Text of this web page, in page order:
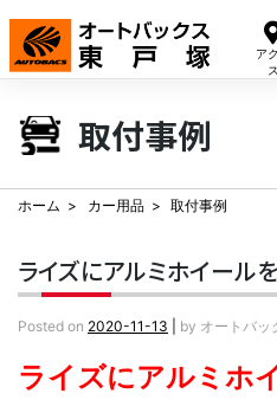
ア
ス
Skip
content
取付事例
ホーム カー用品 取付事例
ライズにアルミホイール
Posted on 2020-11-13 by オートバッ
ライズにアルミホ